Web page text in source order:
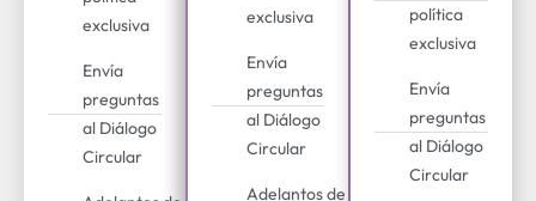
exclusiva
Envía
preguntas
al Diálogo
Circular
exclusiva
Envía
preguntas
al Diálogo
Circular
Adelantos de
política
exclusiva
Envía
preguntas
al Diálogo
Circular